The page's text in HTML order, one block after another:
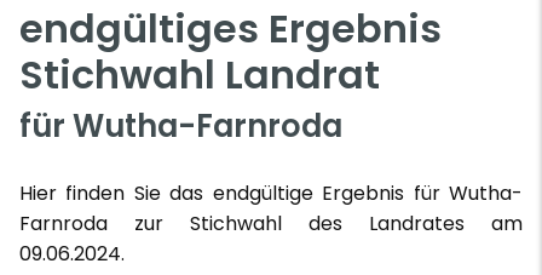
endgültiges Ergebnis
Stichwahl Landrat
für Wutha-Farnroda
Hier finden Sie das endgültige Ergebnis für Wutha-
Farnroda zur Stichwahl des Landrates am
09.06.2024.